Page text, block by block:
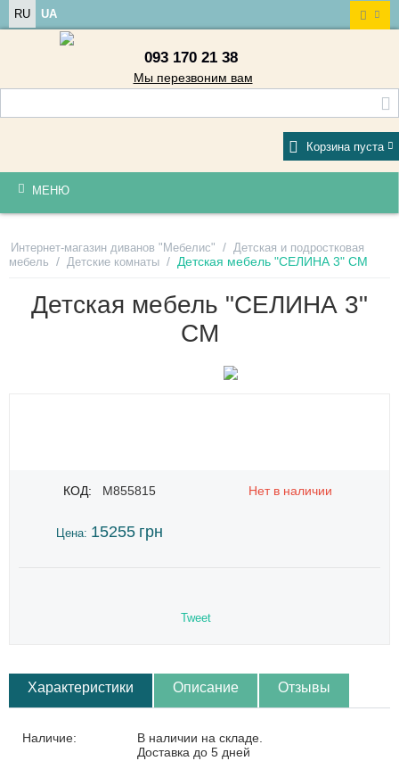
RU UA
093 170 21 38
Мы перезвоним вам
Корзина пуста
МЕНЮ
Интернет-магазин диванов "Мебелис" / Детская и подростковая
мебель / Детские комнаты / Детская мебель "СЕЛИНА 3" СМ
Детская мебель "СЕЛИНА 3"
СМ
КОД: M855815 Нет в наличии
Цена: 15255 грн
Tweet
Характеристики Описание Отзывы
Наличие:
В наличии на складе.
Доставка до 5 дней